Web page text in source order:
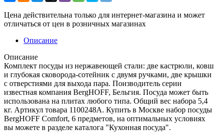
Цена действительна только для интернет-магазина и может
отличаться от цен в розничных магазинах
Описание
Описание
Комплект посуды из нержавеющей стали: две кастрюли, ковш
и глубокая сковорода-сотейник с двумя ручками, две крышки
с отверстиями для выхода пара. Поизводитель серии
известная компания BergHOFF, Бельгия. Посуда может быть
использована на плитах любого типа. Общий вес набора 5,4
кг. Артикул товара 1100248A. Купить в Москве набор посуды
BergHOFF Comfort, 6 предметов, на оптимальных условиях
вы можете в разделе каталога "Кухонная посуда".